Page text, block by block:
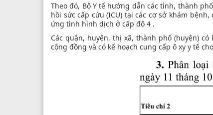
Theo đó, Bộ Y tế hướng dẫn các tỉnh, thành
hồi sức cấp cứu (ICU) tại các cơ sở khám
ứng tình hình dịch ở cấp độ 4 .
Các quận, huyện, thị xã, thành phố (huyện)
cộng đồng và có kế hoạch cung cấp ô xy y tế